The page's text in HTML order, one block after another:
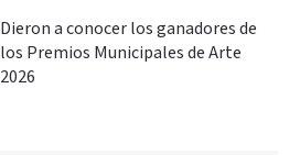
Dieron a conocer los ganadores de
los Premios Municipales de Arte
2026